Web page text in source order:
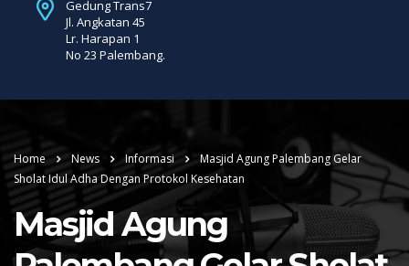
Gedung Trans7
Jl. Angkatan 45
Lr. Harapan 1
No 23 Palembang.
Home News Informasi
Masjid Agung Palembang Gelar
Sholat Idul Adha Dengan Protokol Kesehatan
Masjid Agung